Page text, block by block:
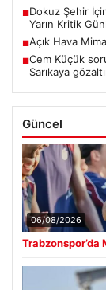
■Dokuz Şehir
Yarın Kritik
■Açık Hava
■Cem Küçük
Sarıkaya
Güncel
06/08/2026
Trabzonspor’da